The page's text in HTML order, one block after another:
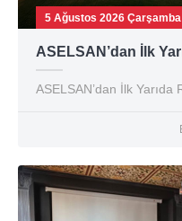
5 Ağustos 2026 Çarşamba
ASELSAN’dan İlk
ASELSAN’dan İlk Yarıda